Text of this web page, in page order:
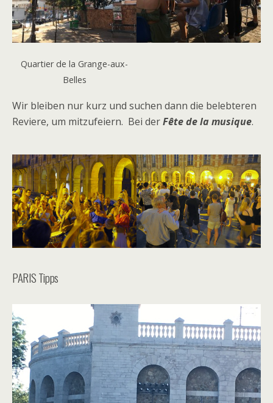
Quartier de la Grange-aux-
Belles
Wir bleiben nur kurz und suchen dann die belebteren
Reviere, um mitzufeiern. Bei derFête de la musique.
PARIS Tipps